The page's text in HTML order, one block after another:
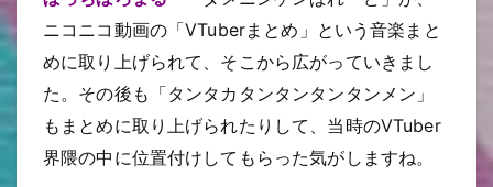
ニコニコ動画の「VTuberまとめ」という音楽まと
めに取り上げられて、そこから広がっていきまし
た。その後も「タンタカタンタンタンタンメン」
もまとめに取り上げられたりして、当時のVTuber
界隈の中に位置付けしてもらった気がしますね。